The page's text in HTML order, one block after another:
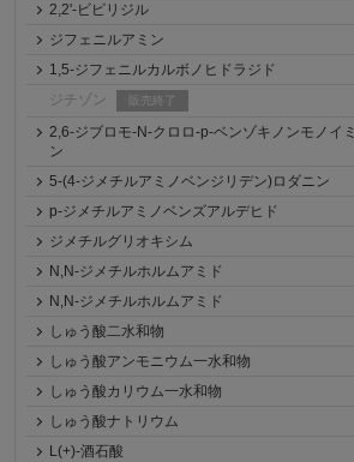
2,2'-ビピリジル
ジフェニルアミン
1,5-ジフェニルカルボノヒドラジド
ジチゾン
販売終了
2,6-ジブロモ-N-クロロ-p-ベンゾキノンモノイミ
ン
5-(4-ジメチルアミノベンジリデン)ロダニン
p-ジメチルアミノベンズアルデヒド
ジメチルグリオキシム
N,N-ジメチルホルムアミド
N,N-ジメチルホルムアミド
しゅう酸二水和物
しゅう酸アンモニウム一水和物
しゅう酸カリウム一水和物
しゅう酸ナトリウム
L(+)-酒石酸